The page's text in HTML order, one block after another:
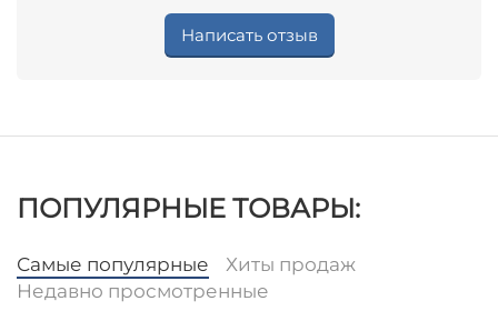
Написать отзыв
ПОПУЛЯРНЫЕ ТОВАРЫ:
Самые популярные
Хиты продаж
Недавно просмотренные